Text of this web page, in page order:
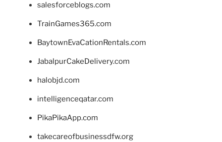
salesforceblogs.com
TrainGames365.com
BaytownEvaCationRentals.com
JabalpurCakeDelivery.com
halobjd.com
intelligenceqatar.com
PikaPikaApp.com
takecareofbusinessdfw.org